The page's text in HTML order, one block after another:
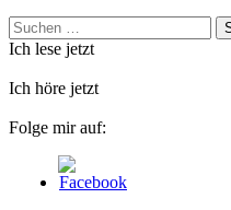
Suchen
nach:
Ich lese jetzt
Ich höre jetzt
Folge mir auf: